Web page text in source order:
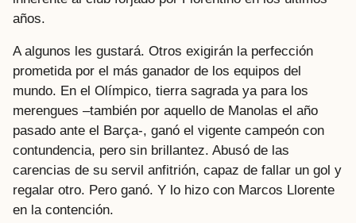
años.
A algunos les gustará. Otros exigirán la perfección
prometida por el más ganador de los equipos del
mundo. En el Olímpico, tierra sagrada ya para los
merengues –también por aquello de Manolas el año
pasado ante el Barça-, ganó el vigente campeón con
contundencia, pero sin brillantez. Abusó de las
carencias de su servil anfitrión, capaz de fallar un gol y
regalar otro. Pero ganó. Y lo hizo con Marcos Llorente
en la contención.